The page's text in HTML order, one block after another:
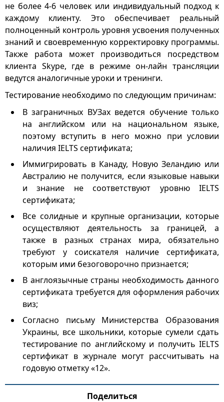
не более 4-6 человек или индивидуальный подход к
каждому клиенту. Это обеспечивает реальный
полноценный контроль уровня усвоения полученных
знаний и своевременную корректировку программы.
Также работа может производиться посредством
клиента Skype, где в режиме он-лайн трансляции
ведутся аналогичные уроки и тренинги.
Тестирование необходимо по следующим причинам:
В заграничных ВУЗах ведется обучение только
на английском или на национальном языке,
поэтому вступить в него можно при условии
наличия IELTS сертификата;
Иммигрировать в Канаду, Новую Зеландию или
Австралию не получится, если языковые навыки
и знание не соответствуют уровню IELTS
сертификата;
Все солидные и крупные организации, которые
осуществляют деятельность за границей, а
также в разных странах мира, обязательно
требуют у соискателя наличие сертификата,
которым ими безоговорочно признается;
В англоязычные страны необходимость данного
сертификата требуется для оформления рабочих
виз;
Согласно письму Министерства Образования
Украины, все школьники, которые сумели сдать
тестирование по английскому и получить IELTS
сертификат в журнале могут рассчитывать на
годовую отметку «12».
Поделиться